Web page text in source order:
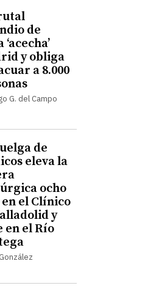
de
y obliga
a 8.000
G. del Campo
de
eleva la
ocho
el Clínico
y
en el Río